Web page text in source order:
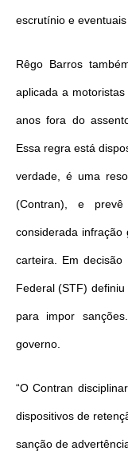
escrutínio e
Rêgo Barros
aplicada a
anos fora do
Essa regra está
verdade, é uma
(Contran), e
considerada
carteira. Em
Federal (STF)
para impor
governo.
“O Contran
dispositivos de
sanção de